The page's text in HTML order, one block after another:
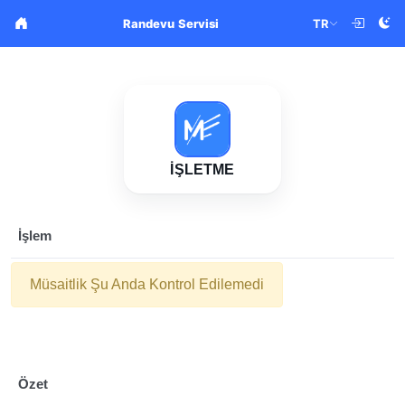
Randevu Servisi TR
İŞLETME
İşlem
Müsaitlik Şu Anda Kontrol Edilemedi
Özet